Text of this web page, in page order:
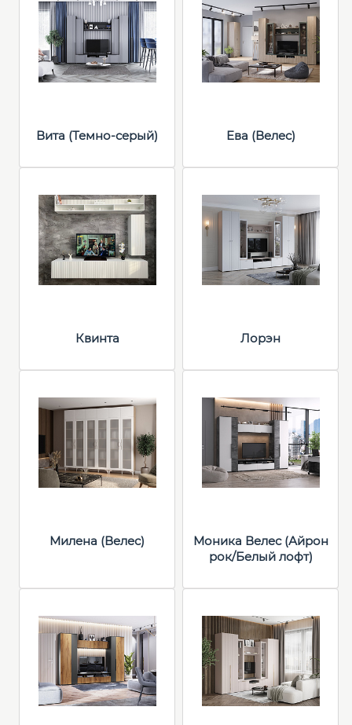
Вита (Темно-серый) Ева (Велес)
Квинта Лорэн
Милена (Велес)
Моника Велес (Айрон
рок/Белый лофт)